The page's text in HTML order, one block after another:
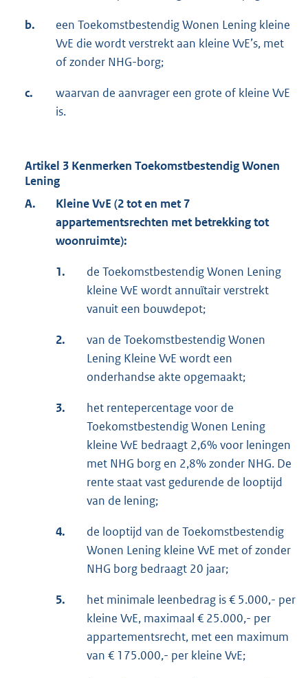
b.
een Toekomstbestendig Wonen Lening kleine
VvE die wordt verstrekt aan kleine VvE’s, met
of zonder NHG-borg;
c.
waarvan de aanvrager een grote of kleine VvE
is.
Artikel 3 Kenmerken Toekomstbestendig Wonen
Lening
A.
Kleine VvE (2 tot en met 7
appartementsrechten met betrekking tot
woonruimte):
1.
de Toekomstbestendig Wonen Lening
kleine VvE wordt annuïtair verstrekt
vanuit een bouwdepot;
2.
van de Toekomstbestendig Wonen
Lening Kleine VvE wordt een
onderhandse akte opgemaakt;
3.
het rentepercentage voor de
Toekomstbestendig Wonen Lening
kleine VvE bedraagt 2,6% voor leningen
met NHG borg en 2,8% zonder NHG. De
rente staat vast gedurende de looptijd
van de lening;
4.
de looptijd van de Toekomstbestendig
Wonen Lening kleine VvE met of zonder
NHG borg bedraagt 20 jaar;
5.
het minimale leenbedrag is € 5.000,- per
kleine VvE, maximaal € 25.000,- per
appartementsrecht, met een maximum
van € 175.000,- per kleine VvE;